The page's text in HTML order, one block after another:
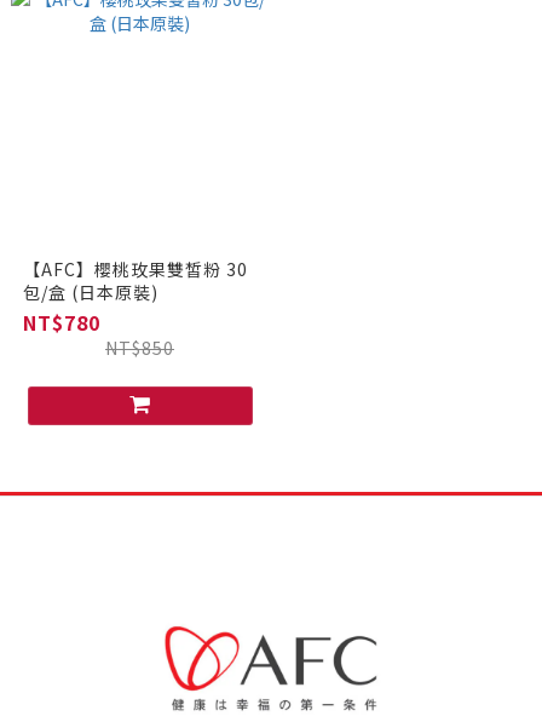
【AFC】櫻桃玫果雙皙粉 30
包/盒 (日本原裝)
NT$780
NT$850